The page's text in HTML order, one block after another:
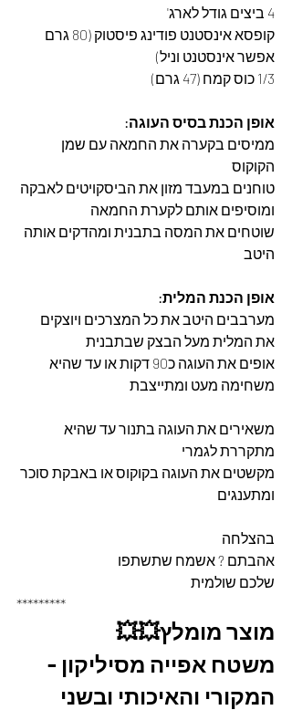
4 ביצים גודל לארג'
קופסא אינסטנט פודינג פיסטוק (80 גרם
אפשר אינסטנט וניל)
1/3 כוס קמח (47 גרם)
אופן הכנת בסיס העוגה:
ממיסים בקערה את החמאה עם שמן
הקוקוס
טוחנים במעבד מזון את הביסקויטים לאבקה
ומוסיפים אותם לקערת החמאה
שוטחים את המסה בתבנית ומהדקים אותה
היטב
אופן הכנת המלית:
מערבבים היטב את כל המצרכים ויוצקים
את המלית מעל הבצק שבתבנית
אופים את העוגה כ90 דקות או עד שהיא
משחימה מעט ומתייצבת
משאירים את העוגה בתנור עד שהיא
מתקררת לגמרי
מקשטים את העוגה בקוקוס או באבקת סוכר
ומתענגים
בהצלחה
אהבתם ? אשמח שתשתפו
שלכם שולמית
*********
מוצר מומלץ💥💥
משטח אפייה מסיליקון -
המקורי והאיכותי ובשני